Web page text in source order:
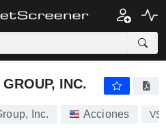
INC.
Inc. Acciones